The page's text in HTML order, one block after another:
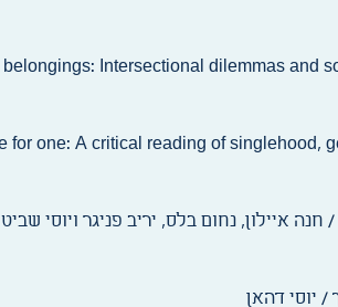
איילון, נחום בלס, יריב פניגר ויוסי שביט
/ יוסי דהאן